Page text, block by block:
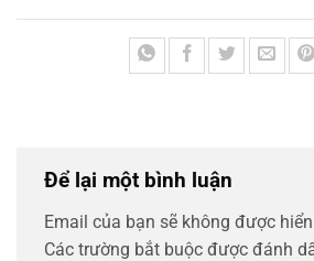
Để lại một bình luận
Email của bạn sẽ không được
Các trường bắt buộc được đánh